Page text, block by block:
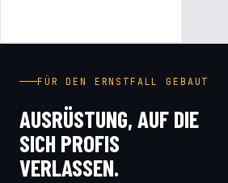
FÜR DEN ERNSTFALL GEBAUT
AUSRÜSTUNG, AUF DIE
SICH PROFIS
VERLASSEN.